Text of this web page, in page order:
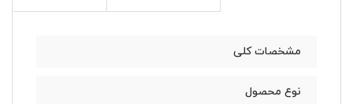
مشخصات کلی
نوع محصول